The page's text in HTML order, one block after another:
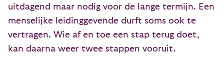
uitdagend maar nodig voor de lange termijn. Een
menselijke leidinggevende durft soms ook te
vertragen. Wie af en toe een stap terug doet,
kan daarna weer twee stappen vooruit.